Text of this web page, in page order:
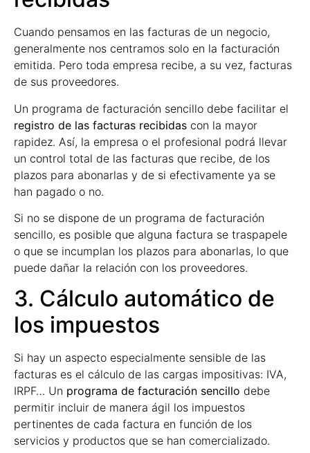
Cuando pensamos en las facturas de un negocio,
generalmente nos centramos solo en la facturación
emitida. Pero toda empresa recibe, a su vez, facturas
de sus proveedores.
Un programa de facturación sencillo debe facilitar el
registro de las facturas recibidas con la mayor
rapidez. Así, la empresa o el profesional podrá llevar
un control total de las facturas que recibe, de los
plazos para abonarlas y de si efectivamente ya se
han pagado o no.
Si no se dispone de un programa de facturación
sencillo, es posible que alguna factura se traspapele
o que se incumplan los plazos para abonarlas, lo que
puede dañar la relación con los proveedores.
3. Cálculo automático de
los impuestos
Si hay un aspecto especialmente sensible de las
facturas es el cálculo de las cargas impositivas: IVA,
IRPF… Un programa de facturación sencillo debe
permitir incluir de manera ágil los impuestos
pertinentes de cada factura en función de los
servicios y productos que se han comercializado.